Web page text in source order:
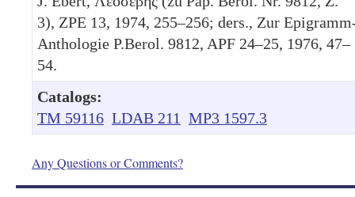
3), ZPE 13, 1974, 255–256; ders., Zur
Anthologie P.Berol. 9812, APF 24–25, 1976, 47–
54.
Catalogs:
TM 59116 LDAB 211 MP3 1597.3
Any Questions or Comments?